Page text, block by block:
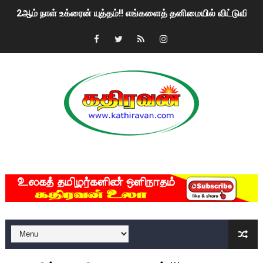
2ஆம் நாள் உக்ரைன் யுத்தம்!! எங்களைத் தனிமையில்
கதிரவன் வாசகர்களுக்கு இனிய பொங்கல் புத்தாண்டு
ரவுடி பேபிக்கு நடந்த தரமான சம்பவம்.. ஆபாச வீடியோக்களால்
காணாமல் போகும் பிள்ளையார்கள்!
யாழில் தமிழின தலைவர் பிரபாகரனின் பிறந்தநாளை
ஏர்போர்ட்டில் உதைத்த நபர் யார், என்ன நடந்தது?: உண்மையை
சீனா இலங்கையிடம் 8 மில்லியன் அமெரிக்க டொலர் நட்டஈடு
01/11/2021 Scotland ல் நடைபெறும் கண்டனப்